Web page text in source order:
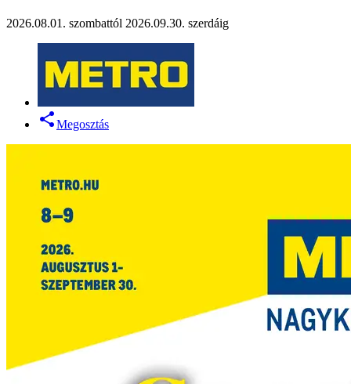
2026.08.01. szombattól 2026.09.30. szerdáig
Megosztás